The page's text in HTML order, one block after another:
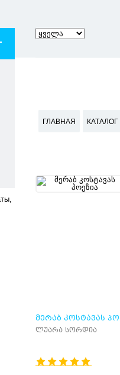
ГЛАВНАЯ
ᲛᲔᲠᲐᲑ ᲙᲝᲡᲢᲐᲕᲐᲡ
ლუარა სორდია